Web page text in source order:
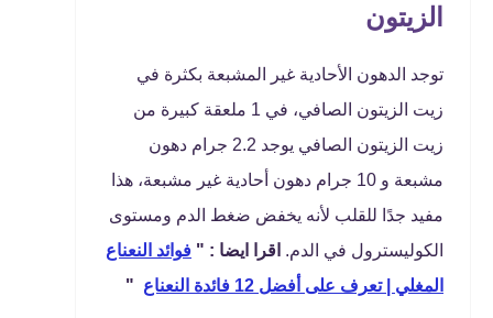
الزيتون
توجد الدهون الأحادية غير المشبعة بكثرة في
زيت الزيتون الصافي، في 1 ملعقة كبيرة من
زيت الزيتون الصافي يوجد 2.2 جرام دهون
مشبعة و 10 جرام دهون أحادية غير مشبعة، هذا
مفيد جدًا للقلب لأنه يخفض ضغط الدم ومستوى
الكوليسترول في الدم. اقرا ايضا : " فوائد النعناع
المغلي | تعرف على أفضل 12 فائدة النعناع
"